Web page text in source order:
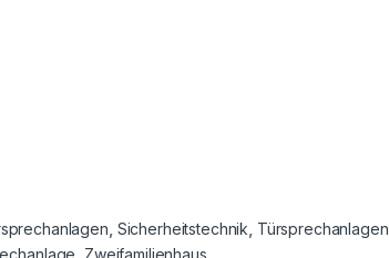
, Sicherheitstechnik, Türsprechanlagen